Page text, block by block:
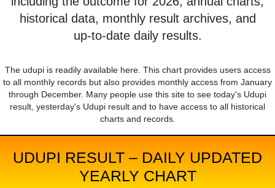
historical data, monthly result archives, and
up-to-date daily results.
The udupi is readily available here. This chart provides users access
to all monthly records but also provides monthly access from January
through December. Many people use this site to see today's Udupi
result, yesterday's Udupi result and to have access to all historical
charts and records.
UDUPI RESULT – DAILY UPDATED
YEARLY CHART